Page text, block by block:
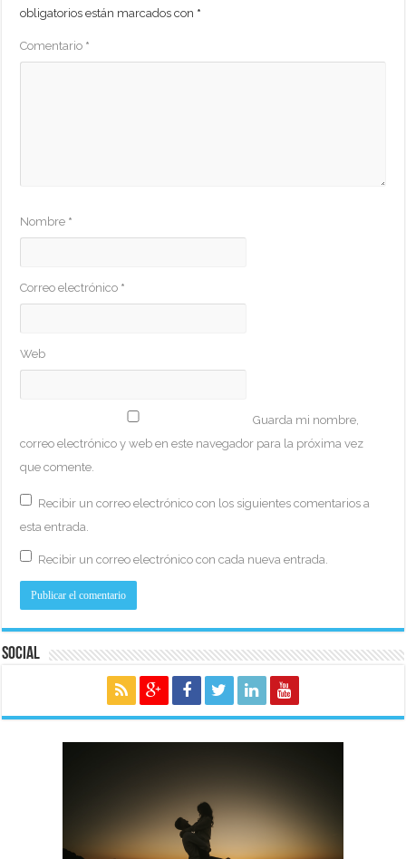
obligatorios están marcados con *
Comentario *
Nombre *
Correo electrónico *
Web
Guarda mi nombre,
correo electrónico y web en este navegador para la próxima vez
que comente.
Recibir un correo electrónico con los siguientes comentarios a
esta entrada.
Recibir un correo electrónico con cada nueva entrada.
Social